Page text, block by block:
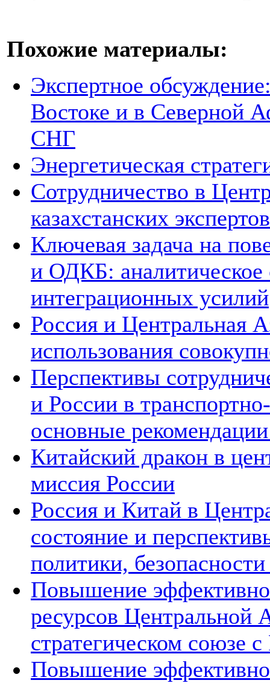
Похожие материалы:
Экспертное
Востоке и в Северной
СНГ
Энергетическая
Сотрудничество в
казахстанских экспертов
Ключевая задача на
и ОДКБ: аналитическое
интеграционных усилий
Россия и Центральная
использования
Перспективы
и России в
основные
Китайский дракон в
миссия России
Россия и Китай в
состояние и
политики,
Повышение
ресурсов Центральной
стратегическом союзе
Повышение